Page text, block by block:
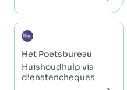
Het Poetsbureau
Huishoudhulp via
dienstencheques